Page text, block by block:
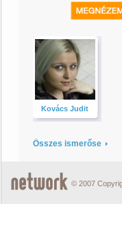
Kovács Judit
Összes ismerőse
© 2007